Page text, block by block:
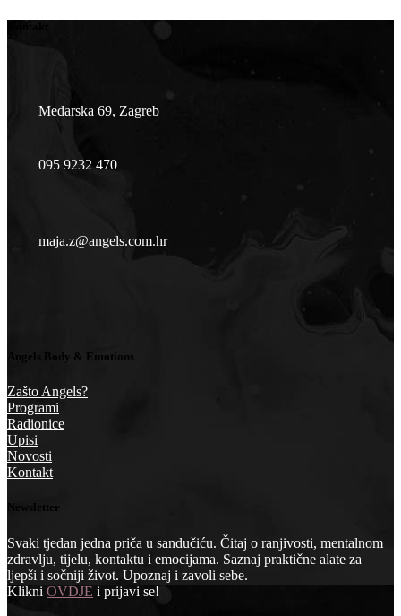
Medarska 69, Zagreb
095 9232 470
maja.z@angels.com.hr
Angels Body & Emotions
Zašto Angels?
Programi
Radionice
Upisi
Novosti
Kontakt
Newsletter
Svaki tjedan jedna priča u sandučiću. Čitaj o ranjivosti, mentalnom
zdravlju, tijelu, kontaktu i emocijama. Saznaj praktične alate za
ljepši i sočniji život. Upoznaj i zavoli sebe.
Klikni OVDJE i prijavi se!